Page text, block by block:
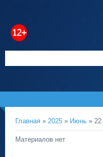
Главная » 2025 » Июнь » 22
Материалов нет